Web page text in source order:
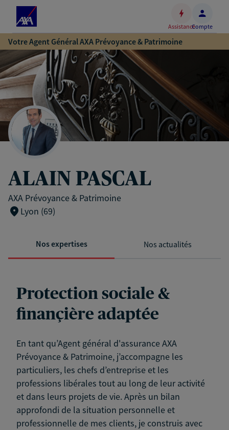
Accéder
au
contenu
principal
Accéder
au
pied
de
page
AssistanceCompte
Votre Agent Général AXA Prévoyance & Patrimoine
ALAIN PASCAL
AXA Prévoyance & Patrimoine
Lyon (69)
Nos expertises Nos actualités
Protection sociale &
finançière adaptée
En tant qu’Agent général d'assurance AXA
Prévoyance & Patrimoine, j’accompagne les
particuliers, les chefs d’entreprise et les
professions libérales tout au long de leur activité
et dans leurs projets de vie. Après un bilan
approfondi de la situation personnelle et
professionnelle de mes clients, je construis avec